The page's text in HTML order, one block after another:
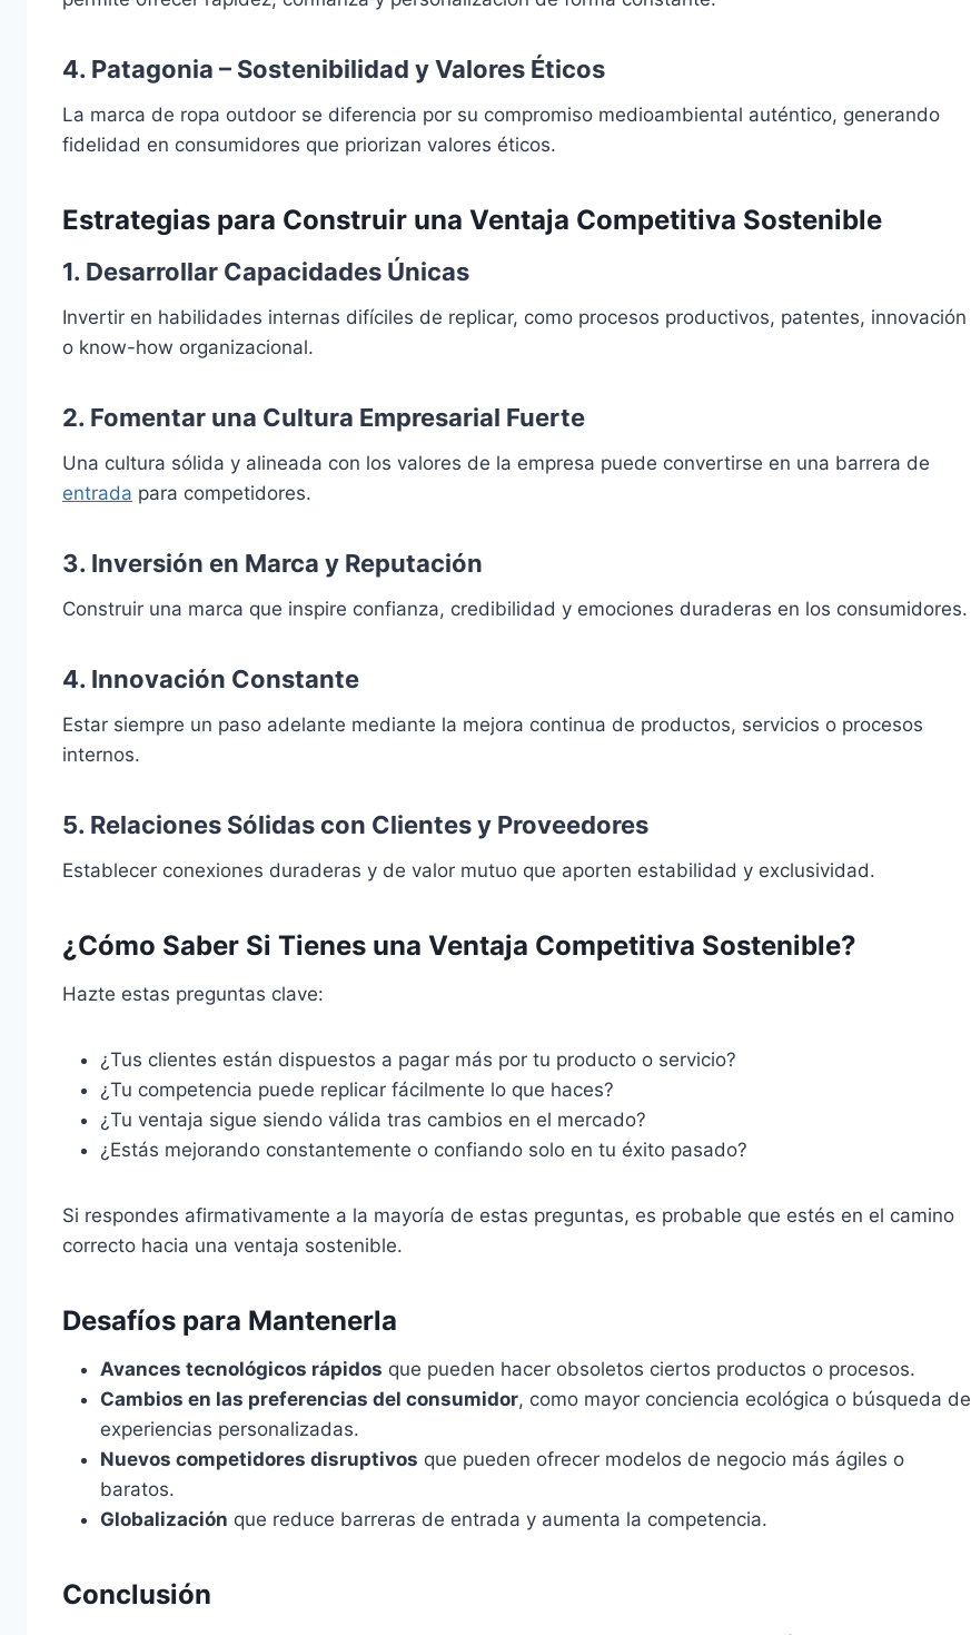
4. Patagonia – Sostenibilidad y Valores Éticos
La marca de ropa outdoor se diferencia por su compromiso medioambiental auténtico, generando
fidelidad en consumidores que priorizan valores éticos.
Estrategias para Construir una Ventaja Competitiva Sostenible
1. Desarrollar Capacidades Únicas
Invertir en habilidades internas difíciles de replicar, como procesos productivos, patentes, innovación
o know-how organizacional.
2. Fomentar una Cultura Empresarial Fuerte
Una cultura sólida y alineada con los valores de la empresa puede convertirse en una barrera de
entrada para competidores.
3. Inversión en Marca y Reputación
Construir una marca que inspire confianza, credibilidad y emociones duraderas en los consumidores.
4. Innovación Constante
Estar siempre un paso adelante mediante la mejora continua de productos, servicios o procesos
internos.
5. Relaciones Sólidas con Clientes y Proveedores
Establecer conexiones duraderas y de valor mutuo que aporten estabilidad y exclusividad.
¿Cómo Saber Si Tienes una Ventaja Competitiva Sostenible?
Hazte estas preguntas clave:
¿Tus clientes están dispuestos a pagar más por tu producto o servicio?
¿Tu competencia puede replicar fácilmente lo que haces?
¿Tu ventaja sigue siendo válida tras cambios en el mercado?
¿Estás mejorando constantemente o confiando solo en tu éxito pasado?
Si respondes afirmativamente a la mayoría de estas preguntas, es probable que estés en el camino
correcto hacia una ventaja sostenible.
Desafíos para Mantenerla
Avances tecnológicos rápidos que pueden hacer obsoletos ciertos productos o procesos.
Cambios en las preferencias del consumidor, como mayor conciencia ecológica o búsqueda de
experiencias personalizadas.
Nuevos competidores disruptivos que pueden ofrecer modelos de negocio más ágiles o
baratos.
Globalización que reduce barreras de entrada y aumenta la competencia.
Conclusión